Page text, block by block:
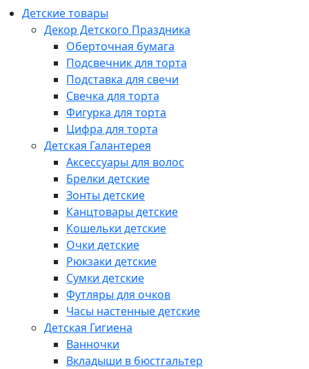
Детские товары
Декор Детского Праздника
Оберточная бумага
Подсвечник для торта
Подставка для свечи
Свечка для торта
Фигурка для торта
Цифра для торта
Детская Галантерея
Аксессуары для волос
Брелки детские
Зонты детские
Канцтовары детские
Кошельки детские
Очки детские
Рюкзаки детские
Сумки детские
Футляры для очков
Часы настенные детские
Детская Гигиена
Ванночки
Вкладыши в бюстгальтер